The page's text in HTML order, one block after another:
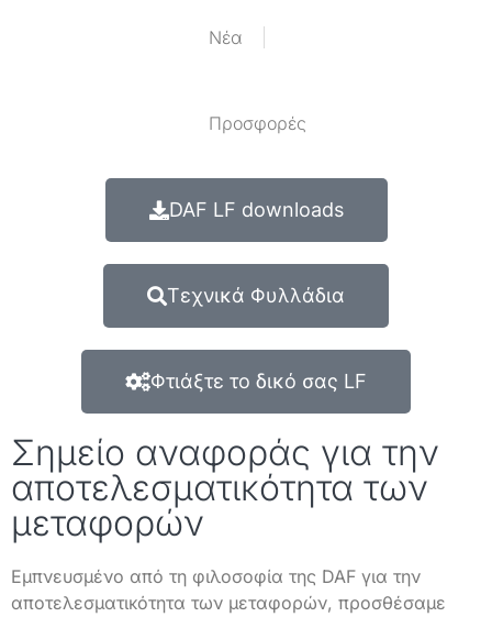
Nέα
Προσφορές
DAF LF downloads
Τεχνικά Φυλλάδια
Φτιάξτε το δικό σας LF
Σημείο αναφοράς για την
αποτελεσματικότητα των
μεταφορών
Εμπνευσμένο από τη φιλοσοφία της DAF για την
αποτελεσματικότητα των μεταφορών, προσθέσαμε